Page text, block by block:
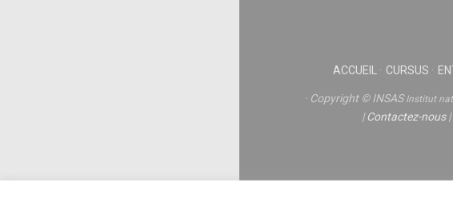
ACCUEIL CURSUS
Copyright © INSASInstitut
|Contactez-nous|